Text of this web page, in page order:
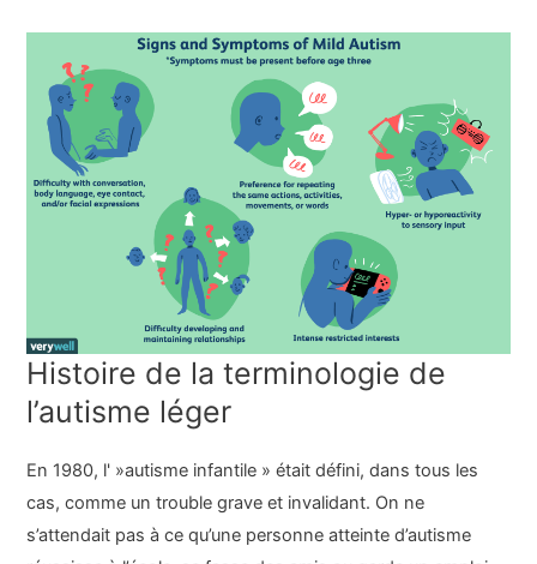
Histoire de la terminologie de
l’autisme léger
En 1980, l' »autisme infantile » était défini, dans tous les
cas, comme un trouble grave et invalidant. On ne
s’attendait pas à ce qu’une personne atteinte d’autisme